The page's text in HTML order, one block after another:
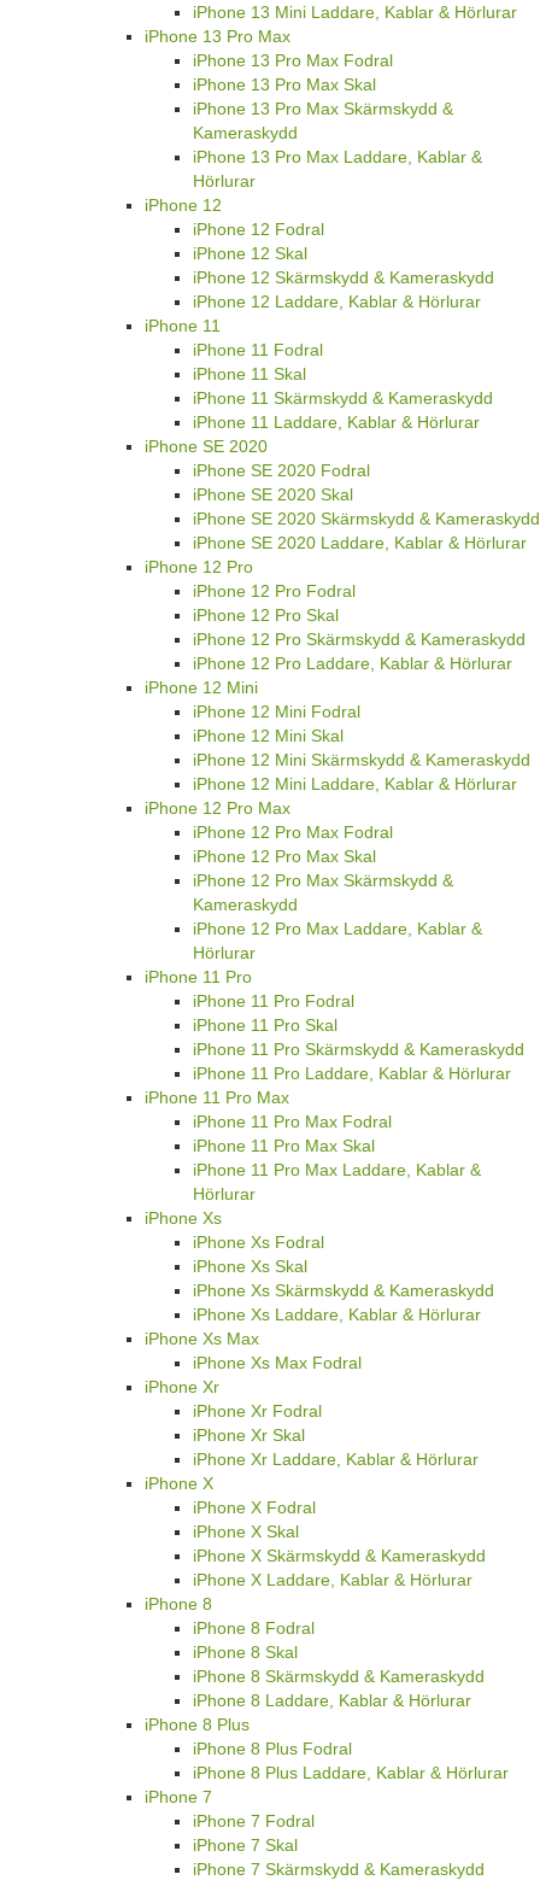
iPhone 13 Mini Laddare, Kablar & Hörlurar
iPhone 13 Pro Max
iPhone 13 Pro Max Fodral
iPhone 13 Pro Max Skal
iPhone 13 Pro Max Skärmskydd &
Kameraskydd
iPhone 13 Pro Max Laddare, Kablar &
Hörlurar
iPhone 12
iPhone 12 Fodral
iPhone 12 Skal
iPhone 12 Skärmskydd & Kameraskydd
iPhone 12 Laddare, Kablar & Hörlurar
iPhone 11
iPhone 11 Fodral
iPhone 11 Skal
iPhone 11 Skärmskydd & Kameraskydd
iPhone 11 Laddare, Kablar & Hörlurar
iPhone SE 2020
iPhone SE 2020 Fodral
iPhone SE 2020 Skal
iPhone SE 2020 Skärmskydd & Kameraskydd
iPhone SE 2020 Laddare, Kablar & Hörlurar
iPhone 12 Pro
iPhone 12 Pro Fodral
iPhone 12 Pro Skal
iPhone 12 Pro Skärmskydd & Kameraskydd
iPhone 12 Pro Laddare, Kablar & Hörlurar
iPhone 12 Mini
iPhone 12 Mini Fodral
iPhone 12 Mini Skal
iPhone 12 Mini Skärmskydd & Kameraskydd
iPhone 12 Mini Laddare, Kablar & Hörlurar
iPhone 12 Pro Max
iPhone 12 Pro Max Fodral
iPhone 12 Pro Max Skal
iPhone 12 Pro Max Skärmskydd &
Kameraskydd
iPhone 12 Pro Max Laddare, Kablar &
Hörlurar
iPhone 11 Pro
iPhone 11 Pro Fodral
iPhone 11 Pro Skal
iPhone 11 Pro Skärmskydd & Kameraskydd
iPhone 11 Pro Laddare, Kablar & Hörlurar
iPhone 11 Pro Max
iPhone 11 Pro Max Fodral
iPhone 11 Pro Max Skal
iPhone 11 Pro Max Laddare, Kablar &
Hörlurar
iPhone Xs
iPhone Xs Fodral
iPhone Xs Skal
iPhone Xs Skärmskydd & Kameraskydd
iPhone Xs Laddare, Kablar & Hörlurar
iPhone Xs Max
iPhone Xs Max Fodral
iPhone Xr
iPhone Xr Fodral
iPhone Xr Skal
iPhone Xr Laddare, Kablar & Hörlurar
iPhone X
iPhone X Fodral
iPhone X Skal
iPhone X Skärmskydd & Kameraskydd
iPhone X Laddare, Kablar & Hörlurar
iPhone 8
iPhone 8 Fodral
iPhone 8 Skal
iPhone 8 Skärmskydd & Kameraskydd
iPhone 8 Laddare, Kablar & Hörlurar
iPhone 8 Plus
iPhone 8 Plus Fodral
iPhone 8 Plus Laddare, Kablar & Hörlurar
iPhone 7
iPhone 7 Fodral
iPhone 7 Skal
iPhone 7 Skärmskydd & Kameraskydd